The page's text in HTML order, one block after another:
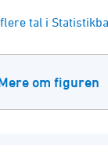
of interactive
tal i
om figuren